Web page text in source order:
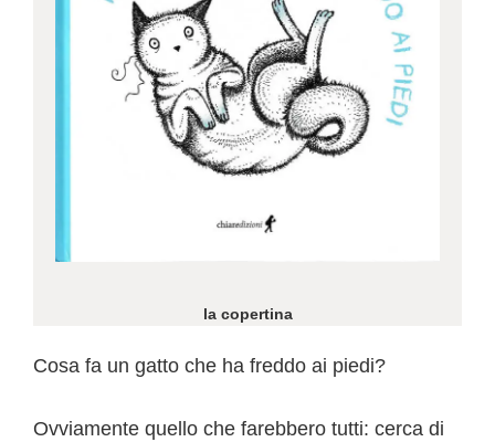
la copertina
Cosa fa un gatto che ha freddo ai piedi?
Ovviamente quello che farebbero tutti: cerca di